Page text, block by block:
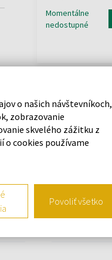
Momentálne
nedostupné
o našich návštevníkoch,
zobrazovanie
skvelého zážitku z
o cookies používame
Povoliť všetko